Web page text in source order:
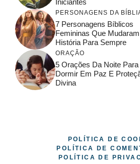
PERSONAGENS DA
7 Personagens Bíblicos
Femininas Que Mudaram
História Para Sempre
ORAÇÃO
5 Orações Da Noite Para
Dormir Em Paz E
Divina
POLÍTICA DE
POLÍTICA DE
POLÍTICA DE